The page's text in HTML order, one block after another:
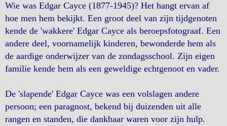
Wie was Edgar Cayce (1877-1945)? Het hangt ervan af
hoe men hem bekijkt. Een groot deel van zijn tijdgenoten
kende de 'wakkere' Edgar Cayce als beroepsfotograaf. Een
andere deel, voornamelijk kinderen, bewonderde hem als
de aardige onderwijzer van de zondagsschool. Zijn eigen
familie kende hem als een geweldige echtgenoot en vader.
De 'slapende' Edgar Cayce was een volslagen andere
persoon; een paragnost, bekend bij duizenden uit alle
rangen en standen, die dankbaar waren voor zijn hulp.